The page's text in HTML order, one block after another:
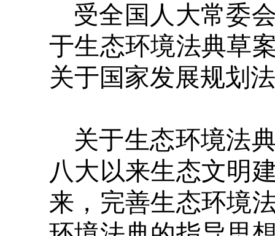
受全国人大常委
于生态环境法典草
关于国家发展规划
关于生态环境法
八大以来生态文明
来，完善生态环境